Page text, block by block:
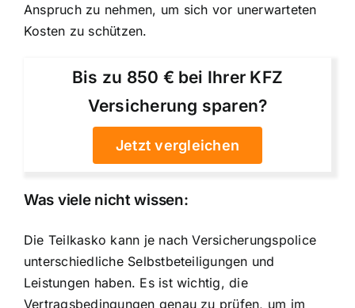
Anspruch zu nehmen, um sich vor unerwarteten
Kosten zu schützen.
Bis zu 850 € bei Ihrer KFZ
Versicherung sparen?
Jetzt vergleichen
Was viele nicht wissen:
Die Teilkasko kann je nach Versicherungspolice
unterschiedliche Selbstbeteiligungen und
Leistungen haben. Es ist wichtig, die
Vertragsbedingungen genau zu prüfen, um im